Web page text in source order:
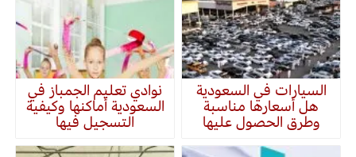
السيارات في السعودية
هل أسعارها مناسبة
وطرق الحصول عليها
نوادي تعليم الجمباز في
السعودية أماكنها وكيفية
التسجيل فيها